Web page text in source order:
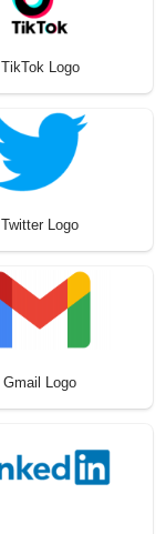
TikTok Logo
Twitter Logo
Gmail Logo